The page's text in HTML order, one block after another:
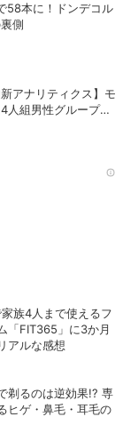
58本に！ドンデコル
側
アナリティクス】モ
人組男性グループの
族4人まで使えるフ
「FIT365」に3か月
アルな感想
剃るのは逆効果!? 専
ヒゲ・鼻毛・耳毛の